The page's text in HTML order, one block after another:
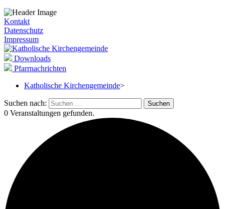
Kontakt
Datenschutz
Impressum
Downloads
Pfarrnachrichten
Katholische Kirchengemeinde>
Suchen nach:
0 Veranstaltungen gefunden.